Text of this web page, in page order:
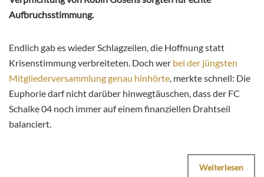
Aufbruchsstimmung.
Endlich gab es wieder Schlagzeilen, die Hoffnung statt
Krisenstimmung verbreiteten. Doch wer bei der jüngsten
Mitgliederversammlung genau hinhörte , merkte schnell: Die
Euphorie darf nicht darüber hinwegtäuschen, dass der FC
Schalke 04 noch immer auf einem finanziellen Drahtseil
balanciert.
Weiterlesen